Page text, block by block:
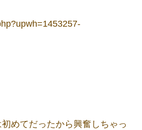
めてだったから興奮しちゃっ